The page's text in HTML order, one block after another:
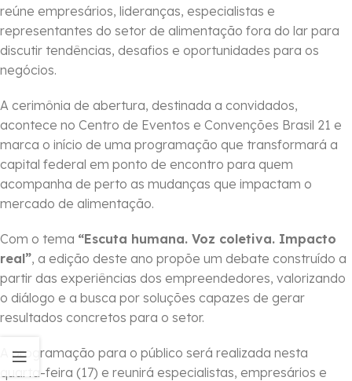
reúne empresários, lideranças, especialistas e
representantes do setor de alimentação fora do lar para
discutir tendências, desafios e oportunidades para os
negócios.
A cerimônia de abertura, destinada a convidados,
acontece no Centro de Eventos e Convenções Brasil 21 e
marca o início de uma programação que transformará a
capital federal em ponto de encontro para quem
acompanha de perto as mudanças que impactam o
mercado de alimentação.
Com o tema “Escuta humana. Voz coletiva. Impacto
real”, a edição deste ano propõe um debate construído a
partir das experiências dos empreendedores, valorizando
o diálogo e a busca por soluções capazes de gerar
resultados concretos para o setor.
A programação para o público será realizada nesta
quarta-feira (17) e reunirá especialistas, empresários e